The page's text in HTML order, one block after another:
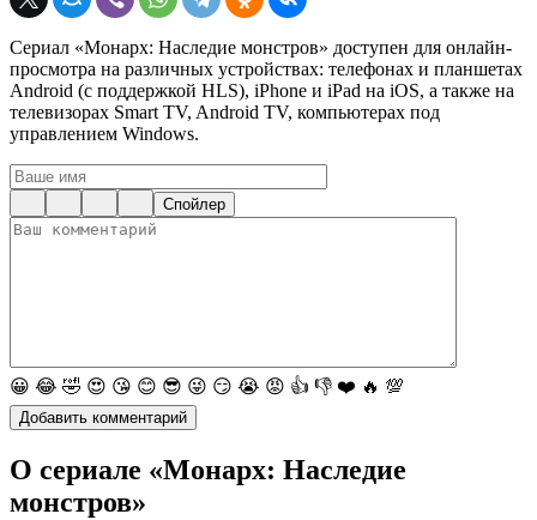
Сериал «Монарх: Наследие монстров» доступен для онлайн-
просмотра на различных устройствах: телефонах и планшетах
Android (с поддержкой HLS), iPhone и iPad на iOS, а также на
телевизорах Smart TV, Android TV, компьютерах под
управлением Windows.
Спойлер
😀 😂 🤣 😍 😘 😊 😎 😜 😏 😭 😡 👍 👎 ❤️ 🔥 💯
О сериале «Монарх: Наследие
монстров»